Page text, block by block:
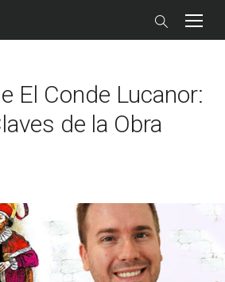
El Conde Lucanor:
de la Obra